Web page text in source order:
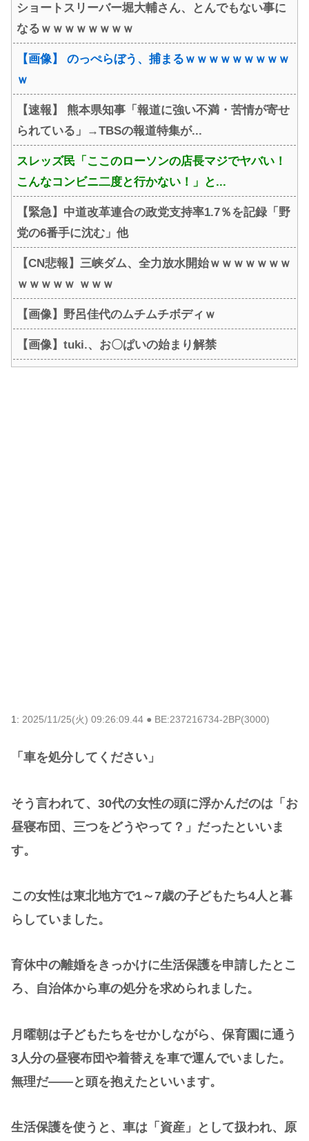
ショートスリーバー堀大輔さん、とんでもない事に
なるｗｗｗｗｗｗｗｗ
【画像】 のっぺらぼう、捕まるｗｗｗｗｗｗｗｗｗ
ｗ
【速報】 熊本県知事「報道に強い不満・苦情が寄せ
られている」→TBSの報道特集が...
スレッズ民「ここのローソンの店長マジでヤバい！
こんなコンビニ二度と行かない！」と...
【緊急】中道改革連合の政党支持率1.7％を記録「野
党の6番手に沈む」他
【CN悲報】三峡ダム、全力放水開始ｗｗｗｗｗｗｗ
ｗｗｗｗｗ ｗｗｗ
【画像】野呂佳代のムチムチボディｗ
【画像】tuki.、お〇ぱいの始まり解禁
1: 2025/11/25(火) 09:26:09.44 ● BE:237216734-2BP(3000)
「車を処分してください」
そう言われて、30代の女性の頭に浮かんだのは「お
昼寝布団、三つをどうやって？」だったといいま
す。
この女性は東北地方で1～7歳の子どもたち4人と暮
らしていました。
育休中の離婚をきっかけに生活保護を申請したとこ
ろ、自治体から車の処分を求められました。
月曜朝は子どもたちをせかしながら、保育園に通う
3人分の昼寝布団や着替えを車で運んでいました。
無理だ――と頭を抱えたといいます。
生活保護を使うと、車は「資産」として扱われ、原